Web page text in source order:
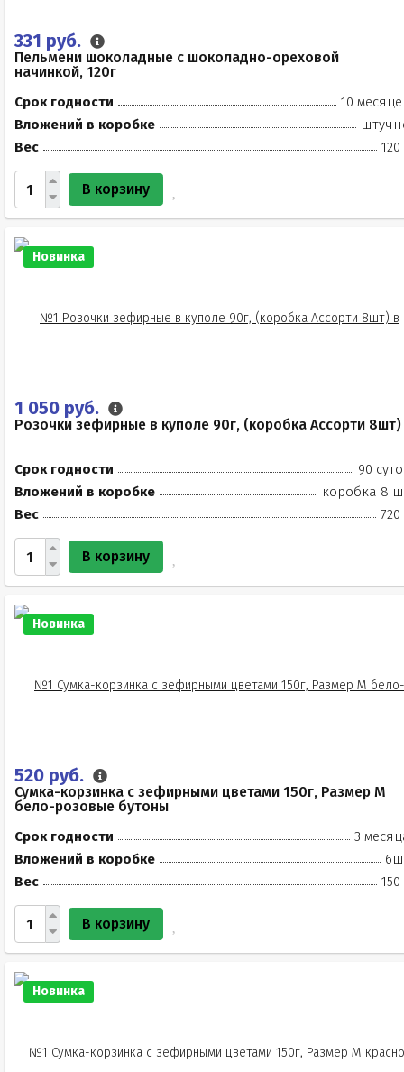
331 руб.
Пельмени шоколадные с шоколадно-ореховой
начинкой, 120г
Срок годности
10
Вложений в коробке
Вес
120
В корзину
Новинка
1 050 руб.
Розочки зефирные в куполе 90г, (коробка Ассорти 8шт)
Срок годности
90
Вложений в коробке
коробка 8
Вес
720
В корзину
Новинка
520 руб.
Сумка-корзинка с зефирными цветами 150г, Размер М
бело-розовые бутоны
Срок годности
3
Вложений в коробке
Вес
150
В корзину
Новинка